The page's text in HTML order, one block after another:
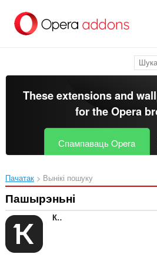
асноўнага
These extensions and
for theOpera
Спампаваць Opera
Пачатак Вынікі пошуку
Пашырэньні
Контур.Плагин